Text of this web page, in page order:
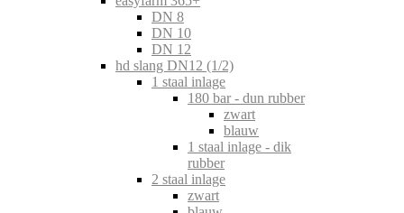
DN 8
DN 10
DN 12
hd slang DN12 (1/2)
1 staal inlage
180 bar - dun rubber
zwart
blauw
1 staal inlage - dik
rubber
2 staal inlage
zwart